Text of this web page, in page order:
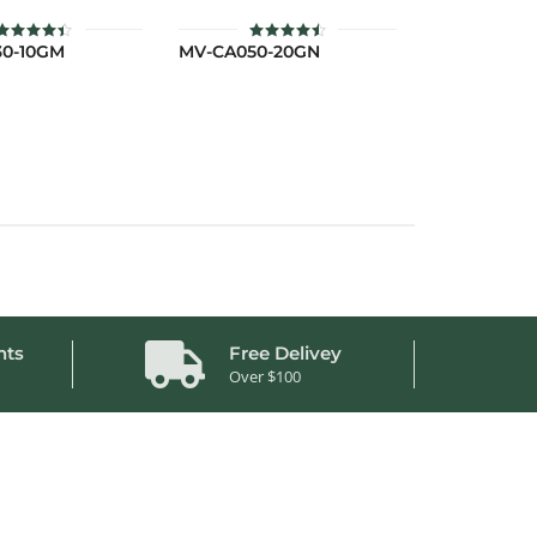
ให้
10GM
ให้
MV-CA050-20GN
Free Delivey
Over $100